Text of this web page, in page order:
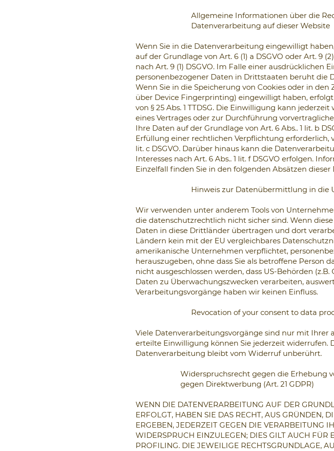
Allgemeine Informationen über die
Datenverarbeitung auf dieser Website
Wenn Sie in die Datenverarbeitung eingewilligt
auf der Grundlage von Art. 6 (1) a DSGVO oder Art. 9
nach Art. 9 (1) DSGVO. Im Falle einer
personenbezogener Daten in Drittstaaten beruht die
Wenn Sie in die Speicherung von Cookies oder in
über Device Fingerprinting) eingewilligt haben,
von § 25 Abs. 1 TTDSG. Die Einwilligung kann
eines Vertrages oder zur Durchführung
Ihre Daten auf der Grundlage von Art. 6 Abs.. 1 lit. b
Erfüllung einer rechtlichen Verpflichtung erforderlich,
lit. c DSGVO. Darüber hinaus kann die
Interesses nach Art. 6 Abs.. 1 lit. f DSGVO erfolgen.
Einzelfall finden Sie in den folgenden Absätzen
Hinweis zur Datenübermittlung in die
Wir verwenden unter anderem Tools von
die datenschutzrechtlich nicht sicher sind. Wenn
Daten in diese Drittländer übertragen und dort
Ländern kein mit der EU vergleichbares
amerikanische Unternehmen verpflichtet,
herauszugeben, ohne dass Sie als betroffene Person
nicht ausgeschlossen werden, dass US-Behörden
Daten zu Überwachungszwecken verarbeiten,
Verarbeitungsvorgänge haben wir keinen Einfluss.
Revocation of your consent to data
Viele Datenverarbeitungsvorgänge sind nur mit
erteilte Einwilligung können Sie jederzeit
Datenverarbeitung bleibt vom Widerruf unberührt.
Widerspruchsrecht gegen die Erhebung
gegen Direktwerbung (Art. 21 GDPR)
WENN DIE DATENVERARBEITUNG AUF DER
ERFOLGT, HABEN SIE DAS RECHT, AUS GRÜNDEN,
ERGEBEN, JEDERZEIT GEGEN DIE VERARBEITUNG
WIDERSPRUCH EINZULEGEN; DIES GILT AUCH FÜR
PROFILING. DIE JEWEILIGE RECHTSGRUNDLAGE,